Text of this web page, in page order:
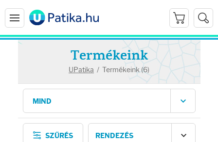
Termékeink
UPatika / Termékeink (6)
SZŰRÉS
Arcápolás
Ránctalanítók